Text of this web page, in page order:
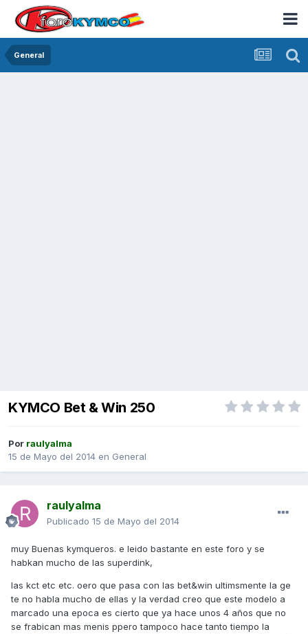
General
KYMCO Bet & Win 250
Por raulyalma
15 de Mayo del 2014 en General
raulyalma
Publicado 15 de Mayo del 2014
muy Buenas kymqueros. e leido bastante en este foro y se
habkan mucho de las superdink,
las kct etc etc. oero que pasa con las bet&win ultimsmente la ge
te no habla mucho de ellas y la verdad creo que este modelo a
marcado una epoca es cierto que ya hace unos 4 años que no
se frabican mas menis ppero tampoco hace tanto tiempo la